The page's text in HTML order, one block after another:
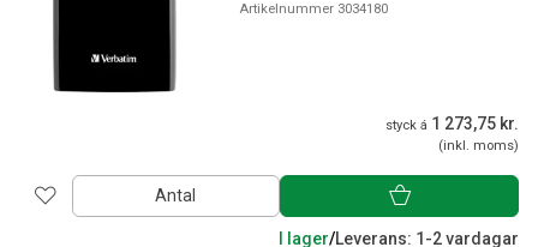
Artikelnummer 3034180
styck á 1 273,75 kr.
(inkl. moms)
Antal
I lager/Leverans: 1-2 vardagar